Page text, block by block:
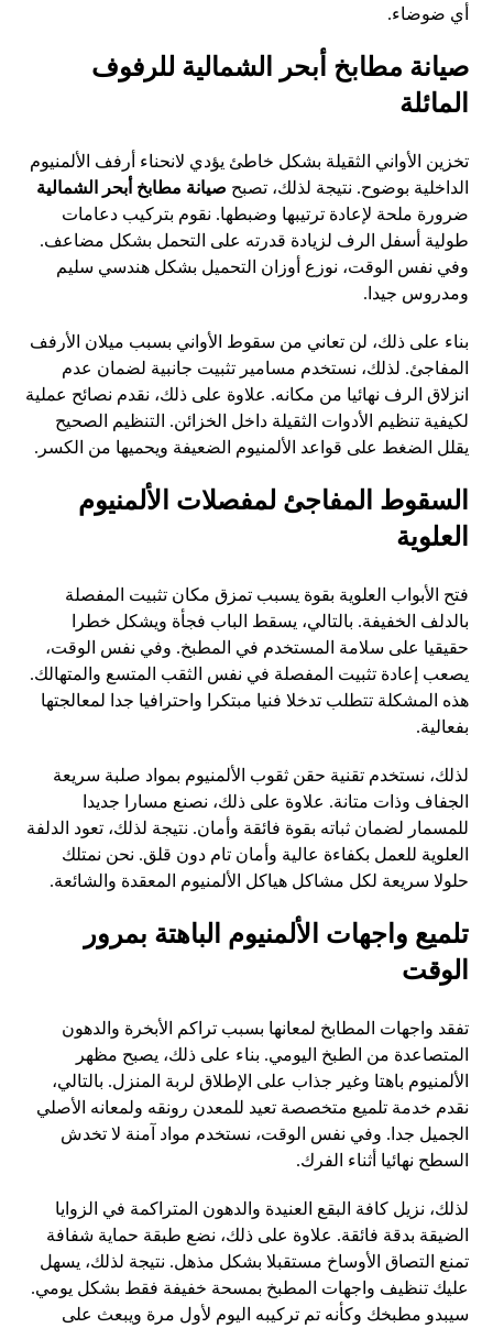
أي ضوضاء.
صيانة مطابخ أبحر الشمالية للرفوف
المائلة
تخزين الأواني الثقيلة بشكل خاطئ يؤدي لانحناء أرفف الألمنيوم
الداخلية بوضوح. نتيجة لذلك، تصبح صيانة مطابخ أبحر الشمالية
ضرورة ملحة لإعادة ترتيبها وضبطها. نقوم بتركيب دعامات
طولية أسفل الرف لزيادة قدرته على التحمل بشكل مضاعف.
وفي نفس الوقت، نوزع أوزان التحميل بشكل هندسي سليم
ومدروس جيدا.
بناء على ذلك، لن تعاني من سقوط الأواني بسبب ميلان الأرفف
المفاجئ. لذلك، نستخدم مسامير تثبيت جانبية لضمان عدم
انزلاق الرف نهائيا من مكانه. علاوة على ذلك، نقدم نصائح عملية
لكيفية تنظيم الأدوات الثقيلة داخل الخزائن. التنظيم الصحيح
يقلل الضغط على قواعد الألمنيوم الضعيفة ويحميها من الكسر.
السقوط المفاجئ لمفصلات الألمنيوم
العلوية
فتح الأبواب العلوية بقوة يسبب تمزق مكان تثبيت المفصلة
بالدلف الخفيفة. بالتالي، يسقط الباب فجأة ويشكل خطرا
حقيقيا على سلامة المستخدم في المطبخ. وفي نفس الوقت،
يصعب إعادة تثبيت المفصلة في نفس الثقب المتسع والمتهالك.
هذه المشكلة تتطلب تدخلا فنيا مبتكرا واحترافيا جدا لمعالجتها
بفعالية.
لذلك، نستخدم تقنية حقن ثقوب الألمنيوم بمواد صلبة سريعة
الجفاف وذات متانة. علاوة على ذلك، نصنع مسارا جديدا
للمسمار لضمان ثباته بقوة فائقة وأمان. نتيجة لذلك، تعود الدلفة
العلوية للعمل بكفاءة عالية وأمان تام دون قلق. نحن نمتلك
حلولا سريعة لكل مشاكل هياكل الألمنيوم المعقدة والشائعة.
تلميع واجهات الألمنيوم الباهتة بمرور
الوقت
تفقد واجهات المطابخ لمعانها بسبب تراكم الأبخرة والدهون
المتصاعدة من الطبخ اليومي. بناء على ذلك، يصبح مظهر
الألمنيوم باهتا وغير جذاب على الإطلاق لربة المنزل. بالتالي،
نقدم خدمة تلميع متخصصة تعيد للمعدن رونقه ولمعانه الأصلي
الجميل جدا. وفي نفس الوقت، نستخدم مواد آمنة لا تخدش
السطح نهائيا أثناء الفرك.
لذلك، نزيل كافة البقع العنيدة والدهون المتراكمة في الزوايا
الضيقة بدقة فائقة. علاوة على ذلك، نضع طبقة حماية شفافة
تمنع التصاق الأوساخ مستقبلا بشكل مذهل. نتيجة لذلك، يسهل
عليك تنظيف واجهات المطبخ بمسحة خفيفة فقط بشكل يومي.
سيبدو مطبخك وكأنه تم تركيبه اليوم لأول مرة ويبعث على